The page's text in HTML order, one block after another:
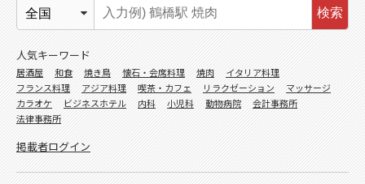
検索
人気キーワード
居酒屋 和食 焼き鳥 懐石・会席料理 焼肉
イタリア料理
フランス料理
アジア料理 喫茶・カフェ リラクゼーション
マッサージ
カラオケ
ビジネスホテル 内科 小児科 動物病院
会計事務所
法律事務所
掲載者ログイン